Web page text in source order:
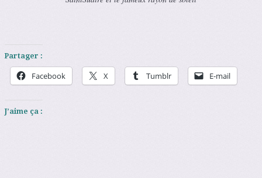
Partager :
Facebook X Tumblr E-mail
J’aime ça :